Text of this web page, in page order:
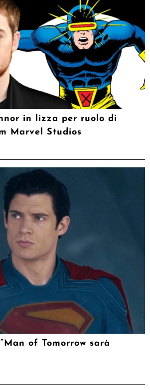
in lizza per ruolo di
Marvel Studios
of Tomorrow sarà